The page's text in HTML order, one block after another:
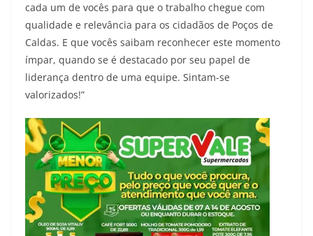
cada um de vocês para que o trabalho chegue com
qualidade e relevância para os cidadãos de Poços de
Caldas. E que vocês saibam reconhecer este momento
ímpar, quando se é destacado por seu papel de
liderança dentro de uma equipe. Sintam-se
valorizados!”